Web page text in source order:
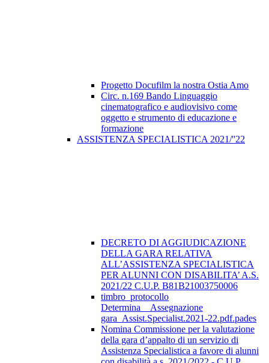
Progetto Docufilm la nostra Ostia Amo
Circ. n.169 Bando Linguaggio
cinematografico e audiovisivo come
oggetto e strumento di educazione e
formazione
ASSISTENZA SPECIALISTICA 2021/''22
DECRETO DI AGGIUDICAZIONE
DELLA GARA RELATIVA
ALL’ASSISTENZA SPECIALISTICA
PER ALUNNI CON DISABILITA’ A.S.
2021/22 C.U.P. B81B21003750006
timbro_protocollo
Determina__Assegnazione
gara_Assist.Specialist.2021-22.pdf.pades
Nomina Commissione per la valutazione
della gara d’appalto di un servizio di
Assistenza Specialistica a favore di alunni